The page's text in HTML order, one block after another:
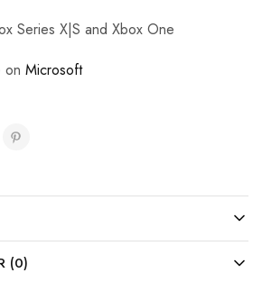
Series X|S and Xbox One
on Microsoft
(0)